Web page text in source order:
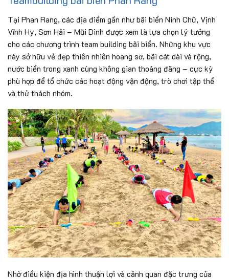
Tại Phan Rang, các địa điểm gần như bãi biển Ninh Chữ, Vịnh
Vĩnh Hy, Sơn Hải – Mũi Dinh được xem là lựa chọn lý tưởng
cho các chương trình team building bãi biển. Những khu vực
này sở hữu vẻ đẹp thiên nhiên hoang sơ, bãi cát dài và rộng,
nước biển trong xanh cùng không gian thoáng đãng – cực kỳ
phù hợp để tổ chức các hoạt động vận động, trò chơi tập thể
và thử thách nhóm.
Nhờ điều kiện địa hình thuận lợi và cảnh quan đặc trưng của